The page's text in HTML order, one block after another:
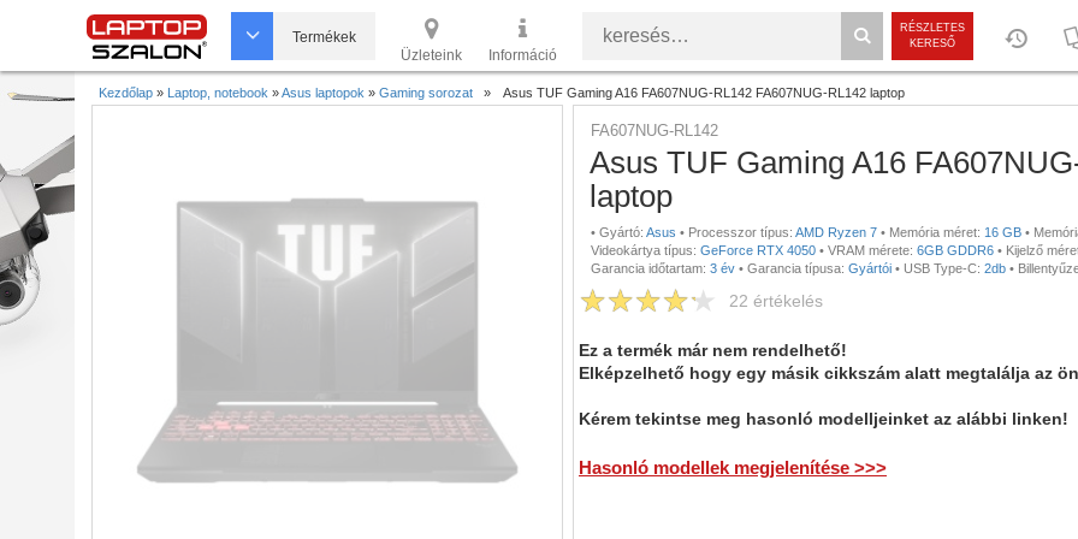
Termékek
Üzleteink
Információ
RÉSZLETES
KERESŐ
Kezdőlap » Laptop, notebook »Asus laptopok » Gaming sorozat » Asus TUF Gaming A16 FA607NUG-RL142 FA607NUG-RL142 laptop
FA607NUG-RL142
Asus TUF Gaming A16
laptop
• Gyártó: Asus • Processzor típus: AMD Ryzen 7 • Memória méret: 16 GB •
Videokártya típus: GeForce RTX 4050 • VRAM mérete: 6GB GDDR6 • Kijelző
Garancia időtartam: 3 év • Garancia típusa: Gyártói • USB Type-C: 2db •
22 értékelés
Ez a termék már nem rendelhető!
Elképzelhető hogy egy másik cikkszám alatt megtalálja az
Kérem tekintse meg hasonló modelljeinket az alábbi linken!
Hasonló modellek megjelenítése >>>